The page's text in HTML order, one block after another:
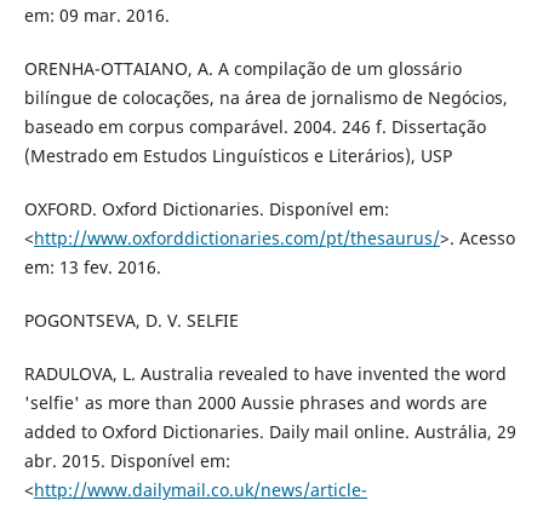
em: 09 mar. 2016.
ORENHA-OTTAIANO, A. A compilação de um glossário
bilíngue de colocações, na área de jornalismo de Negócios,
baseado em corpus comparável. 2004. 246 f. Dissertação
(Mestrado em Estudos Linguísticos e Literários), USP
OXFORD. Oxford Dictionaries. Disponível em:
<http://www.oxforddictionaries.com/pt/thesaurus/>. Acesso
em: 13 fev. 2016.
POGONTSEVA, D. V. SELFIE
RADULOVA, L. Australia revealed to have invented the word
'selfie' as more than 2000 Aussie phrases and words are
added to Oxford Dictionaries. Daily mail online. Austrália, 29
abr. 2015. Disponível em:
<http://www.dailymail.co.uk/news/article-